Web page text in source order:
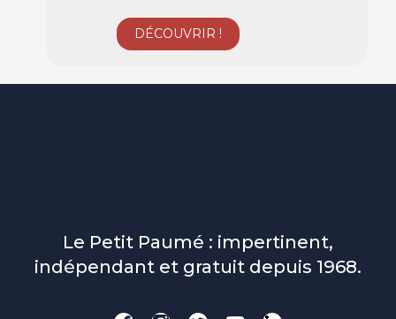
Le Petit Paumé : impertinent,
indépendant et gratuit depuis 1968.